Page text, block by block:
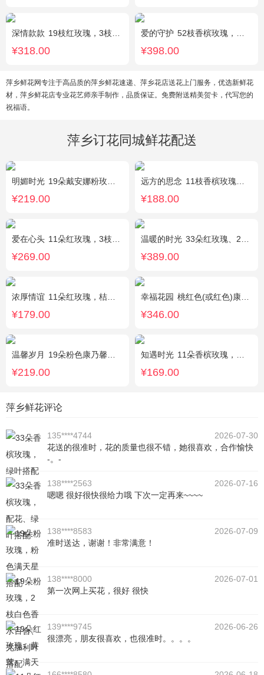
深情款款 19枝红玫瑰，3枝白百合，3枝粉百合，搭配满天星，绿叶等配材
¥318.00
爱的守护 52枝香槟玫瑰，外围桔梗
¥398.00
萍乡鲜花网专注于高品质的萍乡鲜花速递、萍乡花店送花上门服务，优选新鲜花
材，萍乡鲜花店专业花艺师亲手制作，品质保证。免费附送精美贺卡，代写您的
祝福语。
萍乡订花同城鲜花配送
明媚时光 19朵戴安娜粉玫瑰，尤加利丰满间插，粉色满天星点缀
¥219.00
远方的思念 11枝香槟玫瑰单独包装，绿叶丰满。
¥188.00
爱在心头 11朵红玫瑰，3枝多头白香水百合，黄莺、绿叶搭配
¥269.00
温暖的时光 33朵红玫瑰、2枝多头粉百合，搭配适量黄莺草、栀子叶间插。
¥389.00
浓厚情谊 11朵红玫瑰，桔梗、红豆、绿叶搭配
¥179.00
幸福花园 桃红色(或红色)康乃馨18枝，桃红色(或红色)玫瑰18枝，粉色康乃馨12枝，粉色多头小康乃馨9枝，点缀适量绿叶、叶上黄金等。
¥346.00
温馨岁月 19朵粉色康乃馨，粉色满天星搭配
¥219.00
知遇时光 11朵香槟玫瑰，白桔梗、尤加利、满天星间插
¥169.00
萍乡鲜花评论
135****4744
2026-07-30
花送的很准时，花的质量也很不错，她很喜欢，合作愉快
-。-
138****2563
2026-07-16
嗯嗯 很好很快很给力哦 下次一定再来~~~~
138****8583
2026-07-09
准时送达，谢谢！非常满意！
138****8000
2026-07-01
第一次网上买花，很好 很快
139****9745
2026-06-26
很漂亮，朋友很喜欢，也很准时。。。。